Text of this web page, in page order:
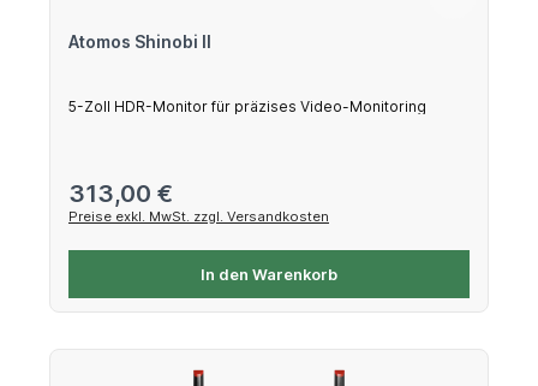
Atomos Shinobi II
5-Zoll HDR-Monitor für präzises Video-Monitoring
Regulärer Preis:
313,00 €
Preise exkl. MwSt. zzgl. Versandkosten
In den Warenkorb